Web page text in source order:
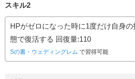
スキル2
HPがゼロになった時に1度だけ自身
態で復活する 回復量:110
Sの書・ウェディングレム で習得可能